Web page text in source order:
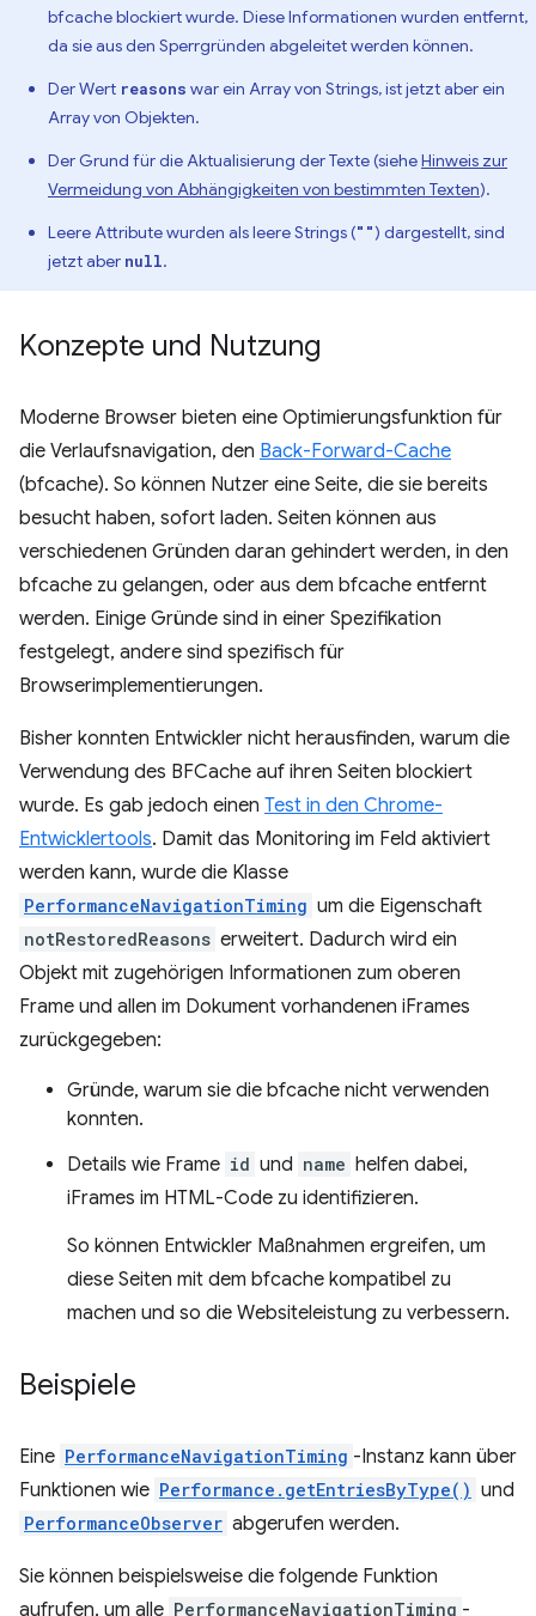
bfcache blockiert wurde. Diese Informationen wurden entfernt,
da sie aus den Sperrgründen abgeleitet werden können.
Der Wert reasons war ein Array von Strings, ist jetzt aber ein
Array von Objekten.
Der Grund für die Aktualisierung der Texte (sieheHinweis zur
Vermeidung von Abhängigkeiten von bestimmten Texten).
Leere Attribute wurden als leere Strings ("") dargestellt, sind
jetzt aber null.
Konzepte und Nutzung
Moderne Browser bieten eine Optimierungsfunktion für
die Verlaufsnavigation, den Back-Forward-Cache
(bfcache). So können Nutzer eine Seite, die sie bereits
besucht haben, sofort laden. Seiten können aus
verschiedenen Gründen daran gehindert werden, in den
bfcache zu gelangen, oder aus dem bfcache entfernt
werden. Einige Gründe sind in einer Spezifikation
festgelegt, andere sind spezifisch für
Browserimplementierungen.
Bisher konnten Entwickler nicht herausfinden, warum die
Verwendung des BFCache auf ihren Seiten blockiert
wurde. Es gab jedoch einen Test in den Chrome-
Entwicklertools. Damit das Monitoring im Feld aktiviert
werden kann, wurde die Klasse
PerformanceNavigationTiming um die Eigenschaft
notRestoredReasons erweitert. Dadurch wird ein
Objekt mit zugehörigen Informationen zum oberen
Frame und allen im Dokument vorhandenen iFrames
zurückgegeben:
Gründe, warum sie die bfcache nicht verwenden
konnten.
Details wie Frame id und name helfen dabei,
iFrames im HTML-Code zu identifizieren.
So können Entwickler Maßnahmen ergreifen, um
diese Seiten mit dem bfcache kompatibel zu
machen und so die Websiteleistung zu verbessern.
Beispiele
Eine PerformanceNavigationTiming -Instanz kann über
Funktionen wie Performance.getEntriesByType() und
PerformanceObserver abgerufen werden.
Sie können beispielsweise die folgende Funktion
aufrufen, um alle PerformanceNavigationTiming -